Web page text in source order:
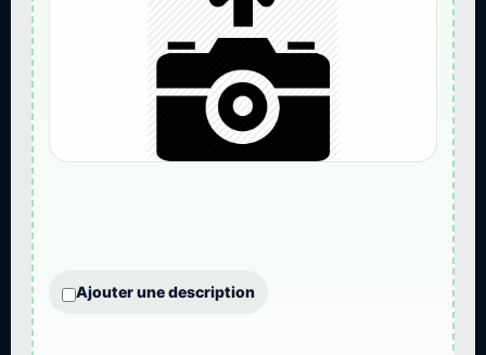
Ajouter une description